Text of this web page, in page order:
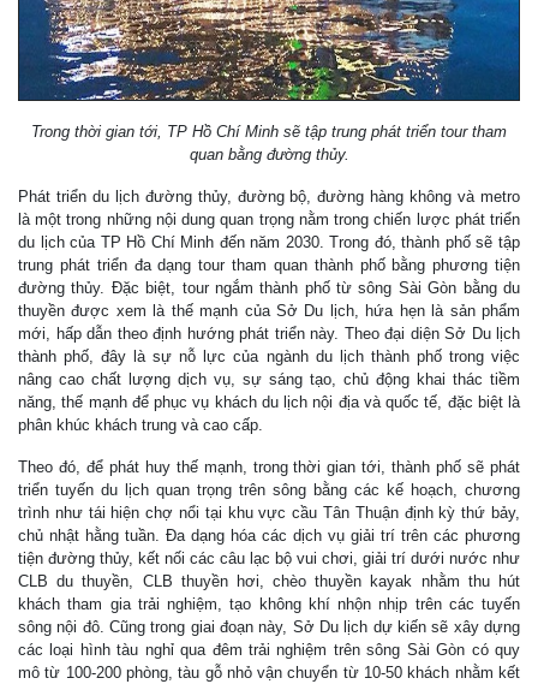
Trong thời gian tới, TP Hồ Chí Minh sẽ tập trung phát triển tour tham
quan bằng đường thủy.
Phát triển du lịch đường thủy, đường bộ, đường hàng không và metro
là một trong những nội dung quan trọng nằm trong chiến lược phát triển
du lịch của TP Hồ Chí Minh đến năm 2030. Trong đó, thành phố sẽ tập
trung phát triển đa dạng tour tham quan thành phố bằng phương tiện
đường thủy. Đặc biệt, tour ngắm thành phố từ sông Sài Gòn bằng du
thuyền được xem là thế mạnh của Sở Du lịch, hứa hẹn là sản phẩm
mới, hấp dẫn theo định hướng phát triển này. Theo đại diện Sở Du lịch
thành phố, đây là sự nỗ lực của ngành du lịch thành phố trong việc
nâng cao chất lượng dịch vụ, sự sáng tạo, chủ động khai thác tiềm
năng, thế mạnh để phục vụ khách du lịch nội địa và quốc tế, đặc biệt là
phân khúc khách trung và cao cấp.
Theo đó, để phát huy thế mạnh, trong thời gian tới, thành phố sẽ phát
triển tuyến du lịch quan trọng trên sông bằng các kế hoạch, chương
trình như tái hiện chợ nổi tại khu vực cầu Tân Thuận định kỳ thứ bảy,
chủ nhật hằng tuần. Đa dạng hóa các dịch vụ giải trí trên các phương
tiện đường thủy, kết nối các câu lạc bộ vui chơi, giải trí dưới nước như
CLB du thuyền, CLB thuyền hơi, chèo thuyền kayak nhằm thu hút
khách tham gia trải nghiệm, tạo không khí nhộn nhịp trên các tuyến
sông nội đô. Cũng trong giai đoạn này, Sở Du lịch dự kiến sẽ xây dựng
các loại hình tàu nghỉ qua đêm trải nghiệm trên sông Sài Gòn có quy
mô từ 100-200 phòng, tàu gỗ nhỏ vận chuyển từ 10-50 khách nhằm kết